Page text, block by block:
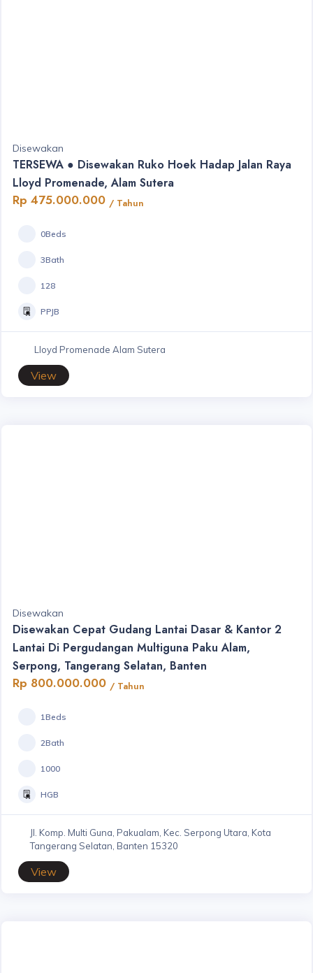
Disewakan
TERSEWA ● Disewakan Ruko Hoek Hadap Jalan Raya
Lloyd Promenade, Alam Sutera
Rp 475.000.000 / Tahun
0Beds
3Bath
128
PPJB
Lloyd Promenade Alam Sutera
View
Disewakan
Disewakan Cepat Gudang Lantai Dasar & Kantor 2
Lantai Di Pergudangan Multiguna Paku Alam,
Serpong, Tangerang Selatan, Banten
Rp 800.000.000 / Tahun
1Beds
2Bath
1000
HGB
Jl. Komp. Multi Guna, Pakualam, Kec. Serpong Utara, Kota
Tangerang Selatan, Banten 15320
View